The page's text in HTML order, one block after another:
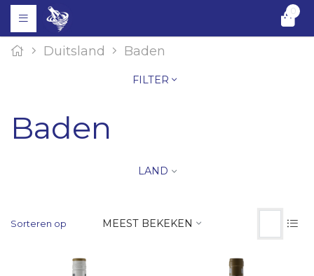
0
Duitsland Baden
FILTER
Baden
LAND
Sorteren op MEEST BEKEKEN